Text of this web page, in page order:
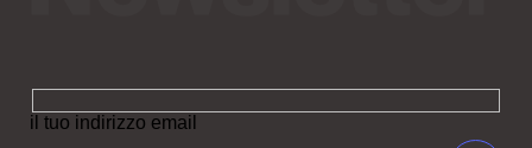
il tuo indirizzo email